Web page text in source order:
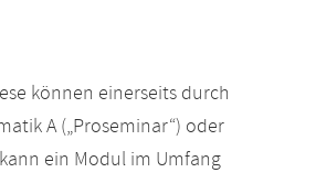
können einerseits durch
A („Proseminar“) oder
ein Modul im Umfang